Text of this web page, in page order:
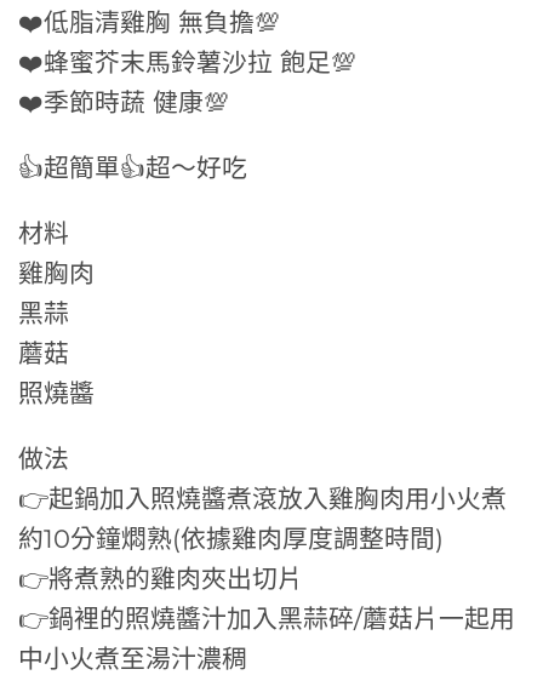
❤️低脂清雞胸 無負擔💯
❤️蜂蜜芥末馬鈴薯沙拉 飽足💯
❤️季節時蔬 健康💯
👍超簡單👍超～好吃
材料
雞胸肉
黑蒜
蘑菇
照燒醬
做法
👉起鍋加入照燒醬煮滾放入雞胸肉用小火煮
約10分鐘燜熟(依據雞肉厚度調整時間)
👉將煮熟的雞肉夾出切片
👉鍋裡的照燒醬汁加入黑蒜碎/蘑菇片一起用
中小火煮至湯汁濃稠